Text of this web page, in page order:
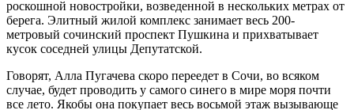
роскошной новостройки, возведенной в нескольких метрах от
берега. Элитный жилой комплекс занимает весь 200-
метровый сочинский проспект Пушкина и прихватывает
кусок соседней улицы Депутатской.
Говорят, Алла Пугачева скоро переедет в Сочи, во всяком
случае, будет проводить у самого синего в мире моря почти
все лето. Якобы она покупает весь восьмой этаж вызывающе